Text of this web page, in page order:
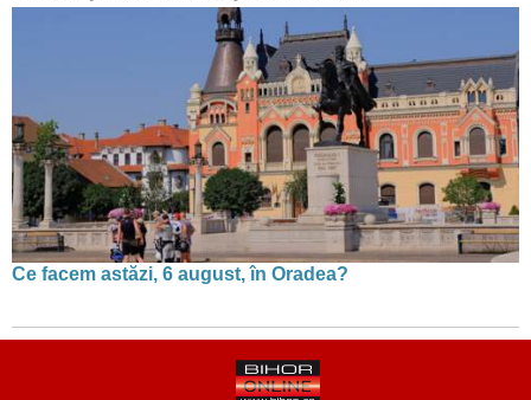
Ce facem astăzi, 6 august, în Oradea?